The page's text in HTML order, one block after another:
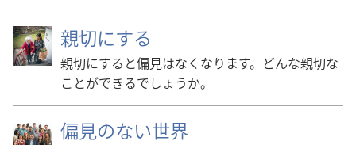
親切にする
親切にすると偏見はなくなります。どんな親切な
ことができるでしょうか。
偏見のない世界